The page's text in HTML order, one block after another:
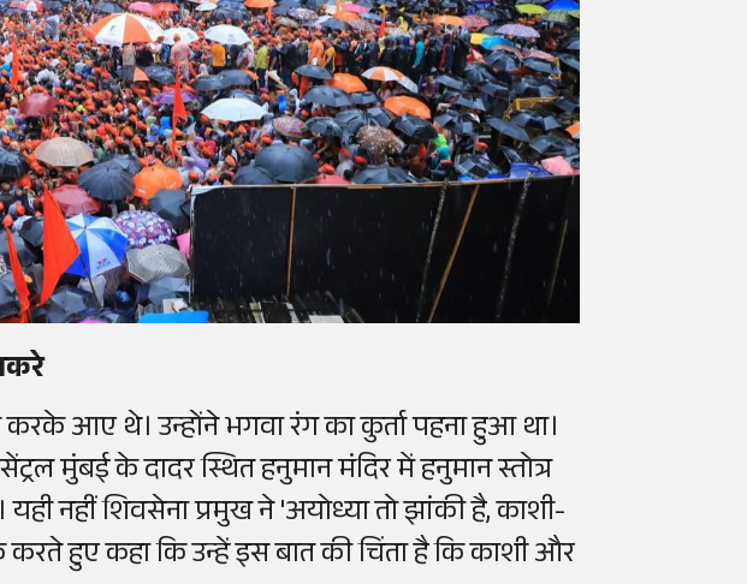
करके आए थे। उन्होंने भगवा रंग का कुर्ता पहना हुआ था।
मुंबई के दादर स्थित हनुमान मंदिर में हनुमान स्तोत्र
नहीं शिवसेना प्रमुख ने 'अयोध्या तो झांकी है, काशी-
करते हुए कहा कि उन्हें इस बात की चिंता है कि काशी और